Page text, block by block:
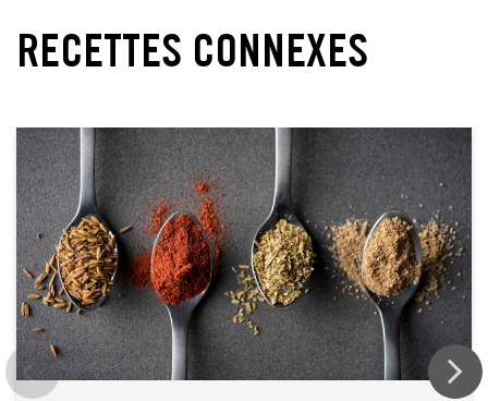
RECETTES CONNEXES